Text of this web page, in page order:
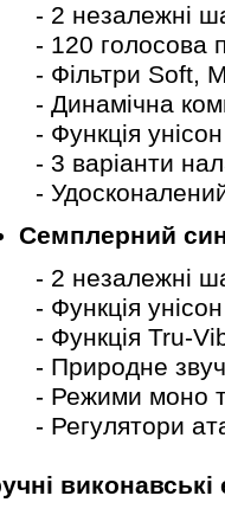
незалежні
голосова
Soft,
унісон
варіанти
Семплерний
незалежні
унісон
Tru-
моно та